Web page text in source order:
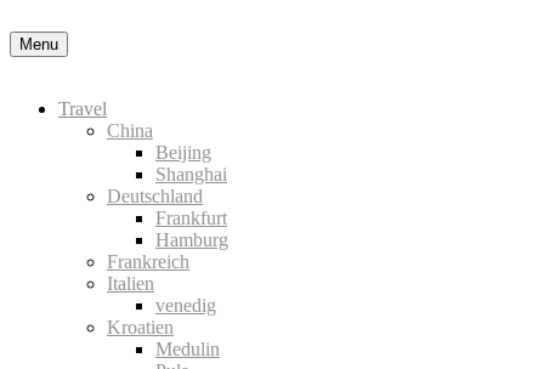
Menu
Travel
China
Beijing
Shanghai
Deutschland
Frankfurt
Hamburg
Frankreich
Italien
venedig
Kroatien
Medulin
Datenschutzerklärung